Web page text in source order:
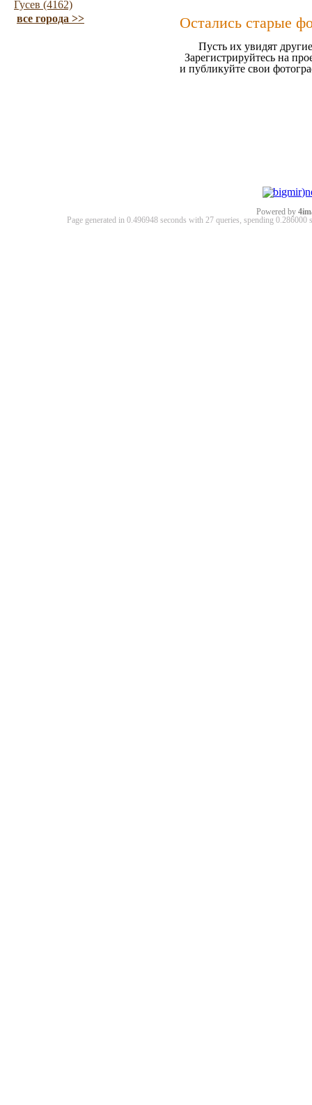
Гусев (4162)
все города >>
Остались старые
Пусть их увидят
Зарегистрируйтесь на
и публикуйте свои
Powered by
Page generated in 0.496948 seconds with 27 queries, spending